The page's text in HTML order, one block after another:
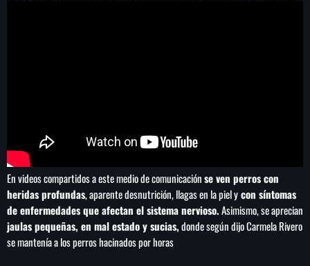
En videos compartidos a este medio de comunicaciónse ven perros con
heridas profundas, aparente desnutrición, llagas en la piel ycon síntomas
de enfermedades que afectan el sistema nervioso.Asimismo, se aprecian
jaulas pequeñas, en mal estado y sucias,donde según dijo Carmela Rivero
se mantenía a los perros hacinados por horas